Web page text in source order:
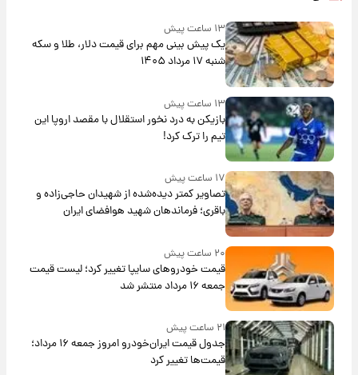
۱۳ ساعت پیش
یک پیش ‌بینی مهم برای قیمت دلار، طلا و سکه
شنبه ۱۷ مرداد ۱۴۰۵
۱۳ ساعت پیش
بازیکن به درد نخور استقلال با مقصد اروپا این
تیم را ترک کرد!
۱۷ ساعت پیش
تصاویر کمتر دیده‌شده از شهیدان حاجی‌زاده و
باقری؛ فرماندهان شهید هوافضای ایران
۲۰ ساعت پیش
قیمت خودروهای سایپا تغییر کرد؛ لیست قیمت
جمعه ۱۶ مرداد منتشر شد
۲۱ ساعت پیش
جدول قیمت ایران‌خودرو امروز جمعه ۱۶ مرداد؛
قیمت‌ها تغییر کرد